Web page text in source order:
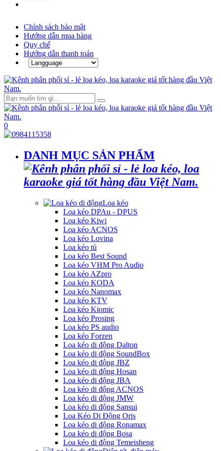
Chính sách bảo mật
Hướng dẫn mua hàng
Quy chế
Hướng dẫn thanh toán
0
DANH MỤC SẢN PHẨM
Loa kéo
Loa kéo DPAu - DPUS
Loa kéo Kiwi
Loa kéo ACNOS
Loa kéo Lovina
Loa kéo tủ
Loa kéo Best Sound
Loa kéo VHM Pro Audio
Loa kéo AZpro
Loa kéo KODA
Loa kéo Nanomax
Loa kéo KTV
Loa kéo Kiomic
Loa kéo Prosing
Loa kéo PS audio
Loa kéo Forzen
Loa kéo di động Dalton
Loa kéo di động SoundBox
Loa kéo di động JBZ
Loa kéo di động Hosan
Loa kéo di động JBA
Loa kéo di động ACNOS
Loa kéo di động JMW
Loa kéo di động Sansui
Loa Kéo Di Động Oris
Loa kéo di động Ronamax
Loa kéo di động Bosa
Loa kéo di động Temeisheng